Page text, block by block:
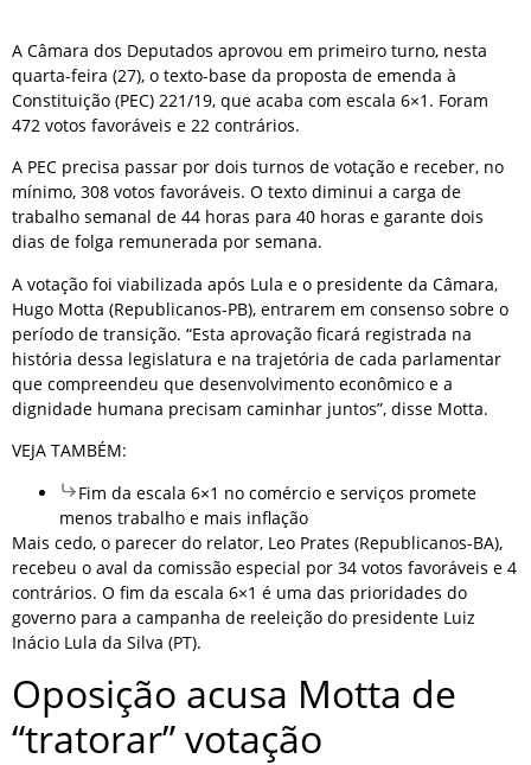
A Câmara dos Deputados aprovou em primeiro turno, nesta
quarta-feira (27), o texto-base da proposta de emenda à
Constituição (PEC) 221/19, que acaba com escala 6×1. Foram
472 votos favoráveis e 22 contrários.
A PEC precisa passar por dois turnos de votação e receber, no
mínimo, 308 votos favoráveis. O texto diminui a carga de
trabalho semanal de 44 horas para 40 horas e garante dois
dias de folga remunerada por semana.
A votação foi viabilizada após Lula e o presidente da Câmara,
Hugo Motta (Republicanos-PB), entrarem em consenso sobre o
período de transição. “Esta aprovação ficará registrada na
história dessa legislatura e na trajetória de cada parlamentar
que compreendeu que desenvolvimento econômico e a
dignidade humana precisam caminhar juntos”, disse Motta.
VEJA TAMBÉM:
Fim da escala 6×1 no comércio e serviços promete
menos trabalho e mais inflação
Mais cedo, o parecer do relator, Leo Prates (Republicanos-BA),
recebeu o aval da comissão especial por 34 votos favoráveis e 4
contrários. O fim da escala 6×1 é uma das prioridades do
governo para a campanha de reeleição do presidente Luiz
Inácio Lula da Silva (PT).
Oposição acusa Motta de
“tratorar” votação